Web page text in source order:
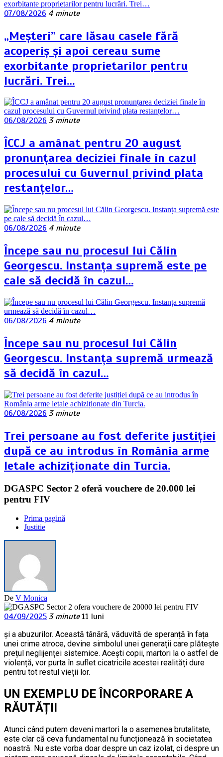
07/08/2026 4 minute
„Meșteri” care lăsau casele fără
acoperiș și apoi cereau sume
exorbitante proprietarilor pentru
lucrări. Trei…
06/08/2026 3 minute
ÎCCJ a amânat pentru 20 august
pronunțarea deciziei finale în cazul
procesului cu Guvernul privind plata
restanțelor…
06/08/2026 4 minute
Începe sau nu procesul lui Călin
Georgescu. Instanța supremă este pe
cale să decidă în cazul…
06/08/2026 4 minute
Începe sau nu procesul lui Călin
Georgescu. Instanța supremă urmează
să decidă în cazul…
06/08/2026 3 minute
Trei persoane au fost deferite justiției
după ce au introdus în România arme
letale achiziționate din Turcia.
DGASPC Sector 2 oferă vouchere de 20.000 lei
pentru FIV
Prima pagină
Justitie
De V Monica
04/09/2025 3 minute 11 luni
și a abuzurilor. Această tânără, văduvită de speranță în fața
unei crime atroce, devine simbolul unei generații care plătește
prețul neglijenței sistemice. Acești copii, martori la o astfel de
violență, vor purta în suflet cicatricile acestei realități dure
pentru tot restul vieții lor.
UN EXEMPLU DE ÎNCORPORARE A
RĂUTĂȚII
Atunci când putem deveni martori la o asemenea brutalitate,
este clar că ceva fundamental nu funcționează în societatea
noastră. Nu este vorba doar despre un caz izolat, ci despre un